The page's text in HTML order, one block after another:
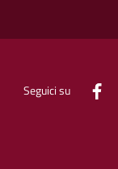
Seguici su